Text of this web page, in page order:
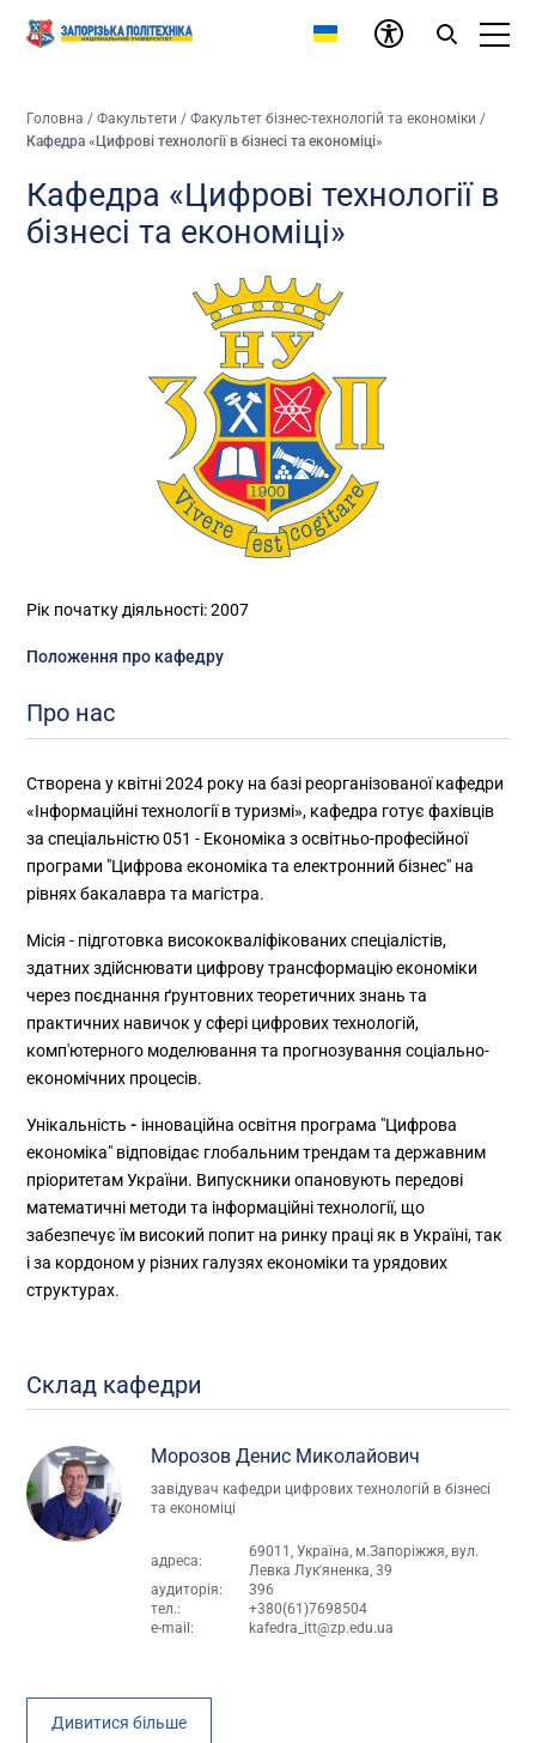
Головна /Факультети /Факультет бізнес-технологій та економіки /
Кафедра «Цифрові технології в бізнесі та економіці»
Кафедра «Цифрові технології в
бізнесі та економіці»
Рік початку діяльності: 2007
Положення про кафедру
Про нас
Створена у квітні 2024 року на базі реорганізованої кафедри
«Інформаційні технології в туризмі», кафедра готує фахівців
за спеціальністю 051 - Економіка з освітньо-професійної
програми "Цифрова економіка та електронний бізнес" на
рівнях бакалавра та магістра.
Місія - підготовка висококваліфікованих спеціалістів,
здатних здійснювати цифрову трансформацію економіки
через поєднання ґрунтовних теоретичних знань та
практичних навичок у сфері цифрових технологій,
комп'ютерного моделювання та прогнозування соціально-
економічних процесів.
Унікальність - інноваційна освітня програма "Цифрова
економіка" відповідає глобальним трендам та державним
пріоритетам України. Випускники опановують передові
математичні методи та інформаційні технології, що
забезпечує їм високий попит на ринку праці як в Україні, так
і за кордоном у різних галузях економіки та урядових
структурах.
Склад кафедри
Морозов Денис Миколайович
завідувач кафедри цифрових технологій в бізнесі
та економіці
адреса:
69011, Україна, м.Запоріжжя, вул.
Левка Лук'яненка, 39
аудиторія:
396
тел.:
+380(61)7698504
e-mail:
kafedra_itt@zp.edu.ua
Дивитися більше